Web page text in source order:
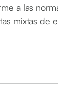
a las
mixtas de